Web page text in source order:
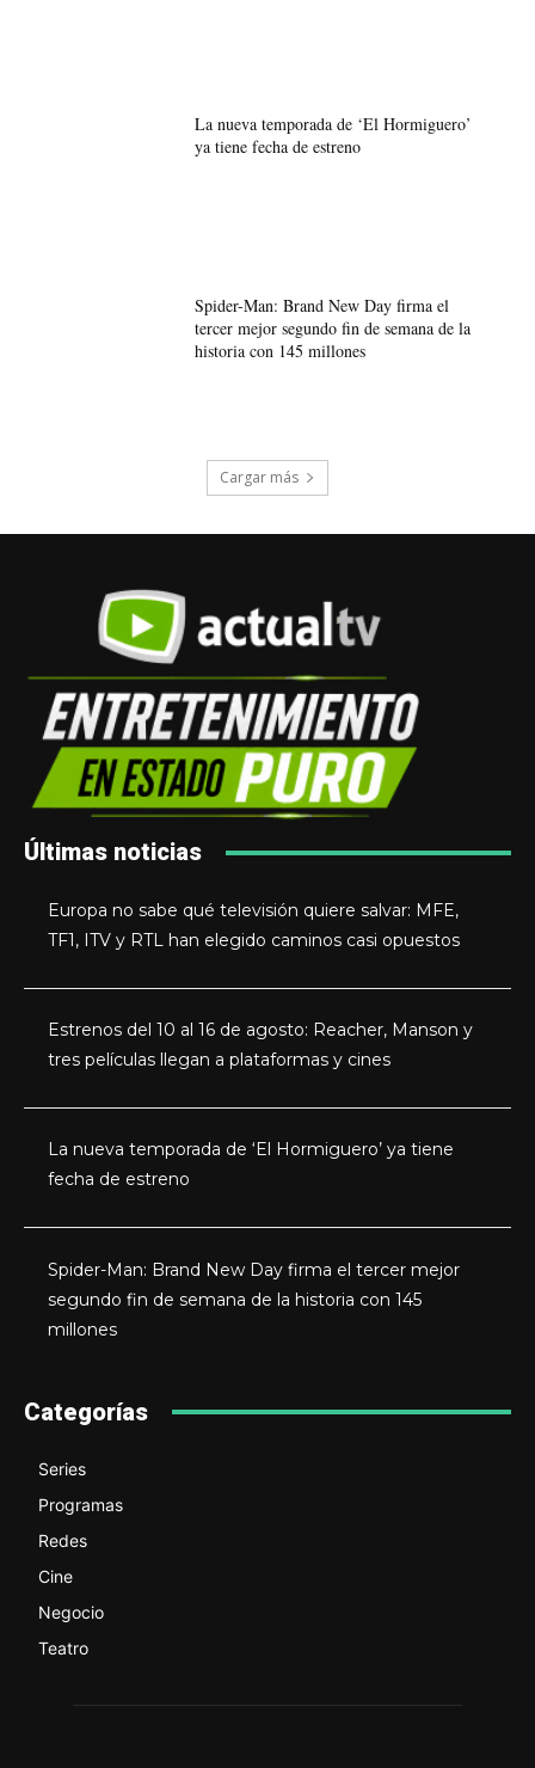
La nueva temporada de ‘El Hormiguero’
ya tiene fecha de estreno
Spider-Man: Brand New Day firma el
tercer mejor segundo fin de semana de la
historia con 145 millones
Cargar más
Últimas noticias
Europa no sabe qué televisión quiere salvar: MFE,
TF1, ITV y RTL han elegido caminos casi opuestos
Estrenos del 10 al 16 de agosto: Reacher, Manson y
tres películas llegan a plataformas y cines
La nueva temporada de ‘El Hormiguero’ ya tiene
fecha de estreno
Spider-Man: Brand New Day firma el tercer mejor
segundo fin de semana de la historia con 145
millones
Categorías
Series
Programas
Redes
Cine
Negocio
Teatro